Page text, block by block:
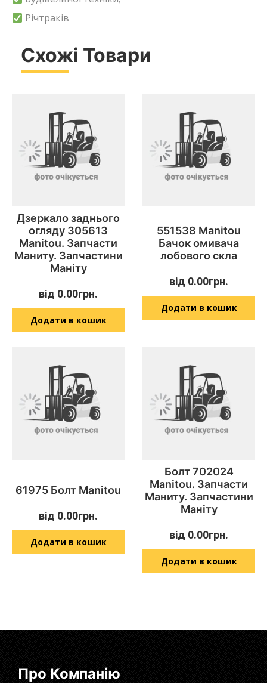
Річтраків
Схожі Товари
Дзеркало заднього
огляду 305613
Manitou. Запчасти
Маниту. Запчастини
Маніту
від 0.00грн.
Додати в кошик
551538 Manitou
Бачок омивача
лобового скла
від 0.00грн.
Додати в кошик
61975 Болт Manitou
від 0.00грн.
Додати в кошик
Болт 702024
Manitou. Запчасти
Маниту. Запчастини
Маніту
від 0.00грн.
Додати в кошик
Про Компанію